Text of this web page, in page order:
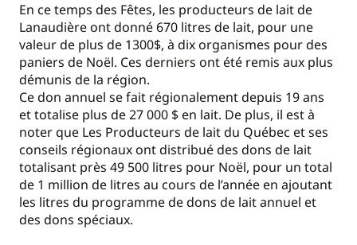
En ce temps des Fêtes, les producteurs de lait de
Lanaudière ont donné 670 litres de lait, pour une
valeur de plus de 1300$, à dix organismes pour des
paniers de Noël. Ces derniers ont été remis aux plus
démunis de la région.
Ce don annuel se fait régionalement depuis 19 ans
et totalise plus de 27 000 $ en lait. De plus, il est à
noter que Les Producteurs de lait du Québec et ses
conseils régionaux ont distribué des dons de lait
totalisant près 49 500 litres pour Noël, pour un total
de 1 million de litres au cours de l’année en ajoutant
les litres du programme de dons de lait annuel et
des dons spéciaux.